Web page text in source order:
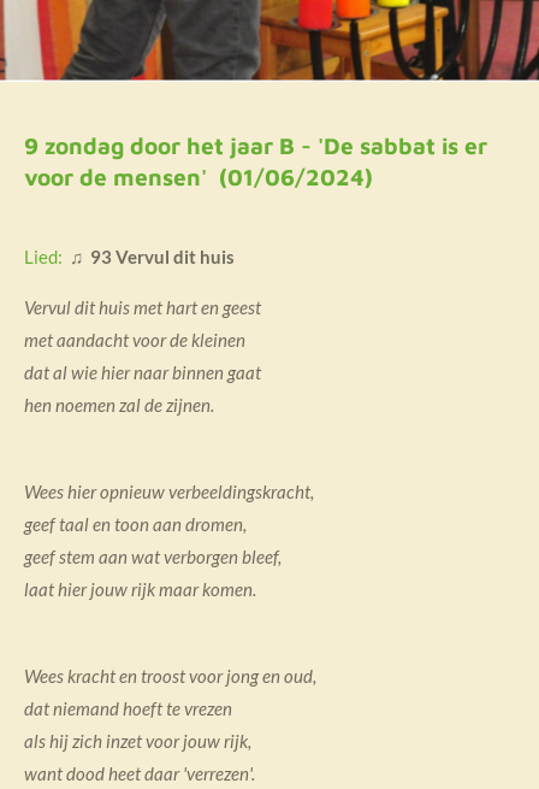
9 zondag door het jaar B - 'De sabbat is er
voor de mensen' (01/06/2024)
Lied: ♫ 93 Vervul dit huis
Vervul dit huis met hart en geest
met aandacht voor de kleinen
dat al wie hier naar binnen gaat
hen noemen zal de zijnen.
Wees hier opnieuw verbeeldingskracht,
geef taal en toon aan dromen,
geef stem aan wat verborgen bleef,
laat hier jouw rijk maar komen.
Wees kracht en troost voor jong en oud,
dat niemand hoeft te vrezen
als hij zich inzet voor jouw rijk,
want dood heet daar 'verrezen'.